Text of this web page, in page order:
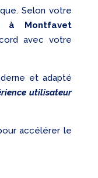
Selon votre
à Montfavet
avec votre
et adapté
utilisateur
accélérer le